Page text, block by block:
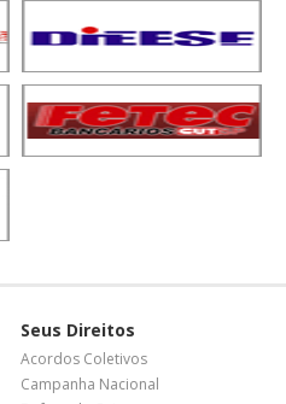
Seus Direitos
Acordos Coletivos
Campanha Nacional